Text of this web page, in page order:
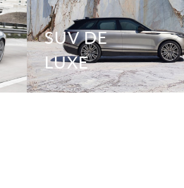
SUV DE
LUXE